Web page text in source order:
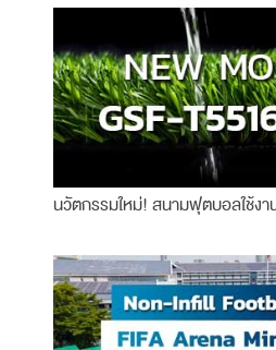
นวัตกรรมใหม่! สนามฟุตบอลใช้ง